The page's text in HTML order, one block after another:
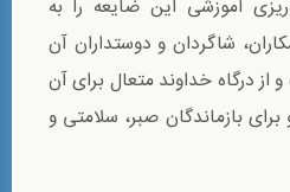
آموزشی این ضایعه را به
شاگردان و دوستداران آن
درگاه خداوند متعال برای آن
بازماندگان صبر، سلامتی و